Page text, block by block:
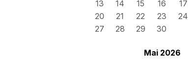
13
14 15 16 17
20
21 22 23 24
27
28 29 30
Mai 2026